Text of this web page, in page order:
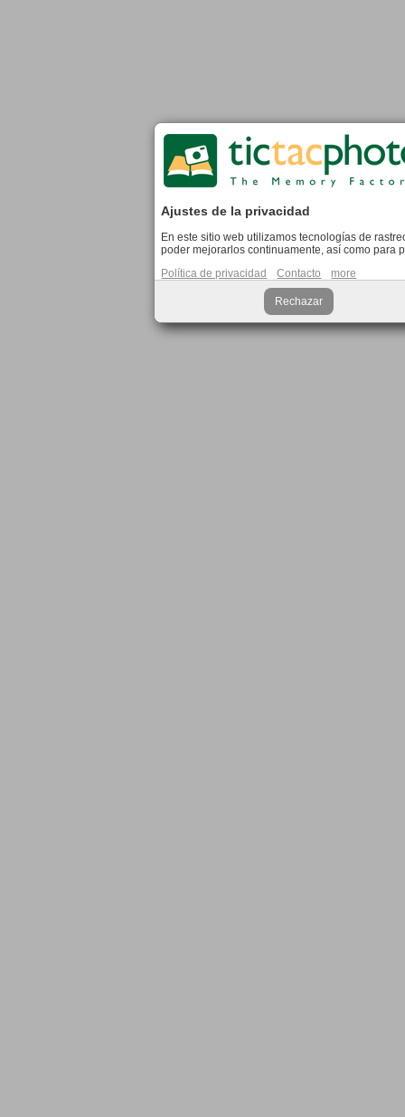
Ajustes de la privacidad
En este sitio web utilizamos tecnologías de
poder mejorarlos continuamente, así como para
Política de privacidad
Contacto more
Rechazar